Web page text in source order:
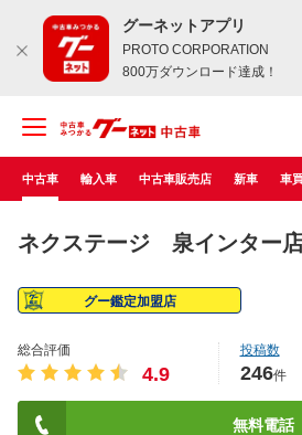
グーネットアプリ
PROTO CORPORATION
800万ダウンロード達成！
中古車 輸入車 中古車販売店 新車 車
ネクステージ 泉インター
グー鑑定加盟店
総合評価
4.9
投稿数
246件
無料電話